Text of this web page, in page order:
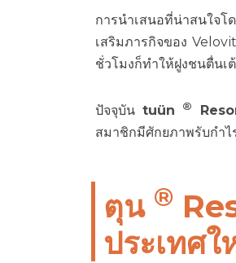
การนำเสนอที่น่าสนใจ
เสริมภารกิจของ
ชั่วโมงก็ทำให้ฝูงชนตื่นเ
ปัจจุบัน tuün ®
สมาชิกมีศักยภาพรับกำ
ตุน ®
ประเทศใ